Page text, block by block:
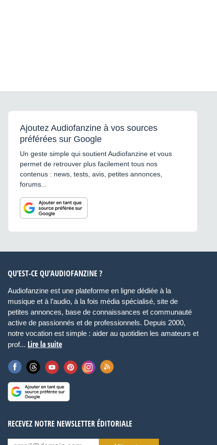
Ajoutez Audiofanzine à vos sources
préférées sur Google
Un geste simple qui soutient Audiofanzine et vous
permet de retrouver plus facilement tous nos
contenus : news, tests, avis, petites annonces,
forums...
QU’EST-CE QU’AUDIOFANZINE ?
Audiofanzine est une plateforme en ligne dédiée à la
musique et à l’audio, à la fois média spécialisé, site de
petites annonces, base de connaissances et communauté
active de passionnés et de professionnels. Depuis 2000,
notre vocation est simple : aider au quotidien les amateurs et
prof... Lire la suite
RECEVEZ NOTRE NEWSLETTER ÉDITORIALE